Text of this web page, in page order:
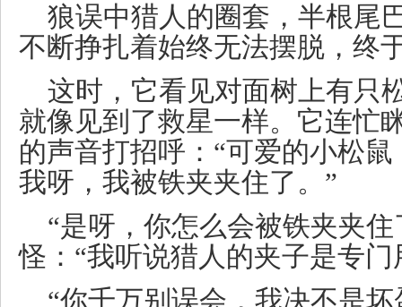
狼误中猎人的圈套，半根尾
不断挣扎着始终无法摆脱，终
这时，它看见对面树上有只
就像见到了救星一样。它连忙
的声音打招呼：“可爱的小松
我呀，我被铁夹夹住了。”
“是呀，你怎么会被铁夹夹
怪：“我听说猎人的夹子是专
“你千万别误会，我决不是